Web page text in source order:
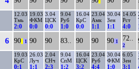
12.03
Тмь
2:0
19.03
ФКМ
0:0
3.04
ЦСК
0:0
9.04
Руб
1:0
16.04
КрС
0:0
23.04
Амк
1:1
30.04
Зен
1:1
14.05
Рст
4:0
6 90 1 90 90 83.. 90 90 90 1 72..
2
19.03
КрС
0:1
26.03
Луч
1:1
2.04
СНч
2:3
9.04
СпМ
1:2
16.04
ЦСК
3:2
23.04
Руб
4:4
30.04
ФКМ
1:0
6.05
Зен
3:1